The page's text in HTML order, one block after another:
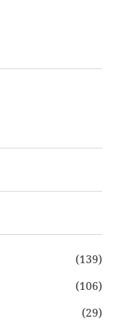
(139)
(106)
(29)